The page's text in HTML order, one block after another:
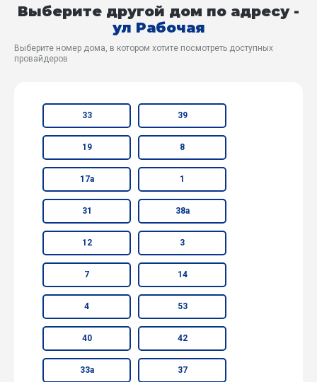
Выберите другой дом по адресу -
ул Рабочая
Выберите номер дома, в котором хотите посмотреть доступных
провайдеров
33 39
19 8
17а 1
31 38а
12 3
7 14
4 53
40 42
33а 37